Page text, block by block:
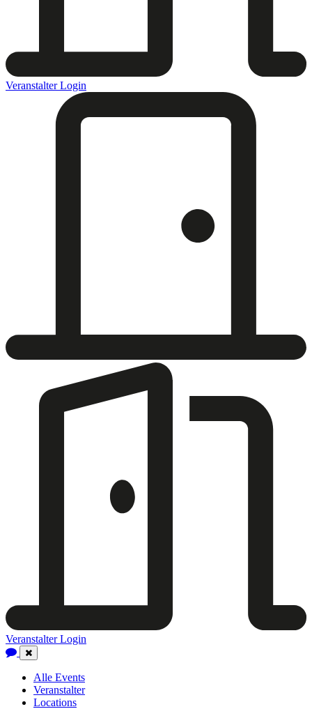
Veranstalter Login
Veranstalter Login
Close
Navigation
Alle Events
Veranstalter
Locations